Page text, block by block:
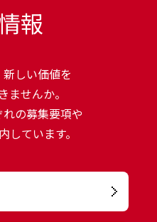
報
しい価値を
ませんか。
の募集要項や
しています。